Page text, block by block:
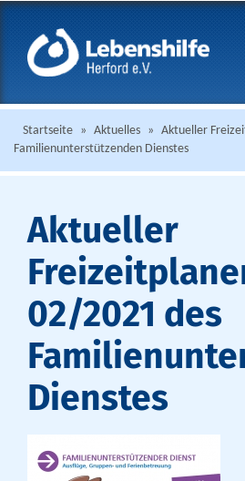
Startseite » Aktuelles »
Aktueller
Familienunterstützenden Dienstes
Aktueller
02/2021 des
Dienstes